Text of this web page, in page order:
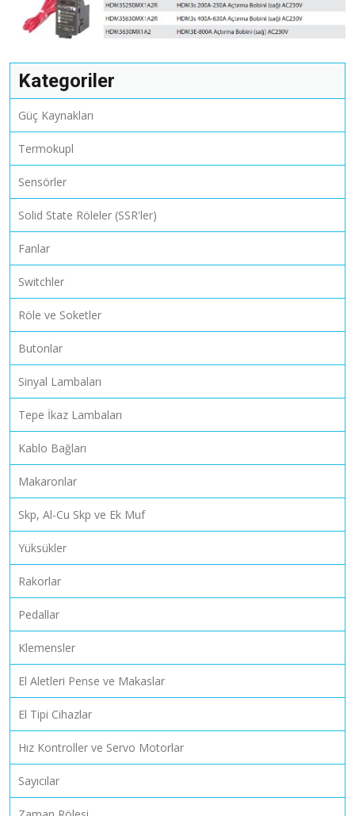
Kategoriler
Güç Kaynakları
Termokupl
Sensörler
Solid State Röleler (SSR'ler)
Fanlar
Switchler
Röle ve Soketler
Butonlar
Sinyal Lambaları
Tepe İkaz Lambaları
Kablo Bağları
Makaronlar
Skp, Al-Cu Skp ve Ek Muf
Yüksükler
Rakorlar
Pedallar
Klemensler
El Aletleri Pense ve Makaslar
El Tipi Cihazlar
Hız Kontroller ve Servo Motorlar
Sayıcılar